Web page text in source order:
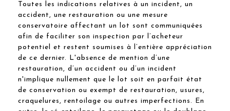
Toutes les indications relatives à un incident, un
accident, une restauration ou une mesure
conservatoire affectant un lot sont communiquées
afin de faciliter son inspection par l’acheteur
potentiel et restent soumises à l’entière appréciation
de ce dernier. L'absence de mention d’une
restauration, d’un accident ou d’un incident
n'implique nullement que le lot soit en parfait état
de conservation ou exempt de restauration, usures,
craquelures, rentoilage ou autres imperfections. En